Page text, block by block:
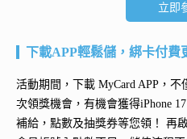
立即
下載APP輕鬆儲，綁卡付費
活動期間，下載 MyCard APP，
次領獎機會，有機會獲得iPhone
補給，點數及抽獎券等您領！ 再